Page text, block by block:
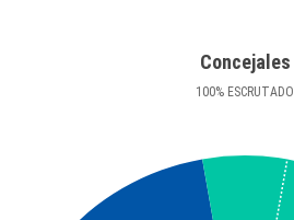
Concejales
100% ESCRUTADO